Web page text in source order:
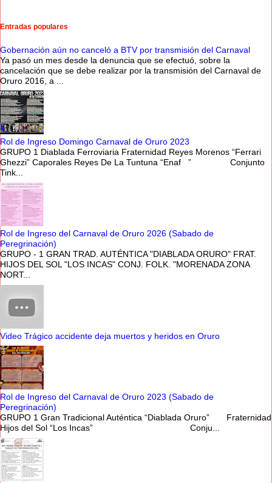
Entradas populares
Gobernación aún no canceló a BTV por transmisión del Carnaval
Ya pasó un mes desde la denuncia que se efectuó, sobre la
cancelación que se debe realizar por la transmisión del Carnaval de
Oruro 2016, a ...
Rol de Ingreso Domingo Carnaval de Oruro 2023
GRUPO 1 Diablada Ferroviaria Fraternidad Reyes Morenos “Ferrari
Ghezzi” Caporales Reyes De La Tuntuna “Enaf ” Conjunto
Tink...
Rol de Ingreso del Carnaval de Oruro 2026 (Sabado de
Peregrinación)
GRUPO - 1 GRAN TRAD. AUTÉNTICA "DIABLADA ORURO" FRAT.
HIJOS DEL SOL "LOS INCAS" CONJ. FOLK. "MORENADA ZONA
NORT...
Video Trágico accidente deja muertos y heridos en Oruro
Rol de Ingreso del Carnaval de Oruro 2023 (Sabado de
Peregrinación)
GRUPO 1 Gran Tradicional Auténtica “Diablada Oruro” Fraternidad
Hijos del Sol “Los Incas” Conju...